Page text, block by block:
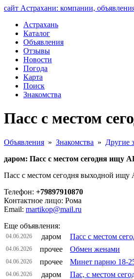
сайт Астрахани: компании,
Астрахань
Каталог
Объявления
Отзывы
Новости
Погода
Карта
Поиск
Знакомства
Пасс с местом
Объявления » Знакомства » Другие
даром: Пасс с местом сегодня ищу
Пасс с местом сегодня выходной ищу
Телефон: +79897910870
Контактное лицо: Рома
Email: martikop@mail.ru
Еще объявления:
04.06.2026 даром Пасс с местом
04.06.2026 прочее Обмен женами
04.06.2026 прочее Минет парню 18-
04.06.2026 даром Пас, с местом